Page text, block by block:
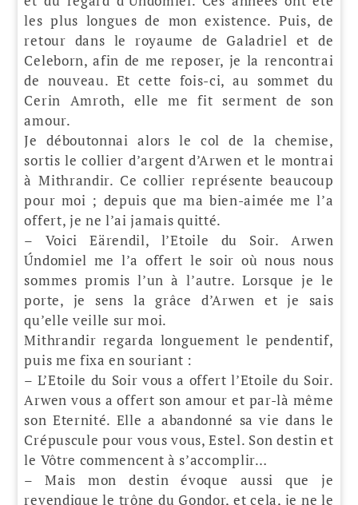
les plus longues de mon existence. Puis, de
retour dans le royaume de Galadriel et de
Celeborn, afin de me reposer, je la rencontrai
de nouveau. Et cette fois-ci, au sommet du
Cerin Amroth, elle me fit serment de son
amour.
Je déboutonnai alors le col de la chemise,
sortis le collier d’argent d’Arwen et le montrai
à Mithrandir. Ce collier représente beaucoup
pour moi ; depuis que ma bien-aimée me l’a
offert, je ne l’ai jamais quitté.
– Voici Eärendil, l’Etoile du Soir. Arwen
Úndomiel me l’a offert le soir où nous nous
sommes promis l’un à l’autre. Lorsque je le
porte, je sens la grâce d’Arwen et je sais
qu’elle veille sur moi.
Mithrandir regarda longuement le pendentif,
puis me fixa en souriant :
– L’Etoile du Soir vous a offert l’Etoile du Soir.
Arwen vous a offert son amour et par-là même
son Eternité. Elle a abandonné sa vie dans le
Crépuscule pour vous vous, Estel. Son destin et
le Vôtre commencent à s’accomplir…
– Mais mon destin évoque aussi que je
revendique le trône du Gondor, et cela, je ne le